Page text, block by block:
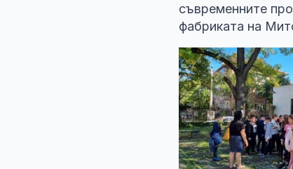
съвременните
фабриката на